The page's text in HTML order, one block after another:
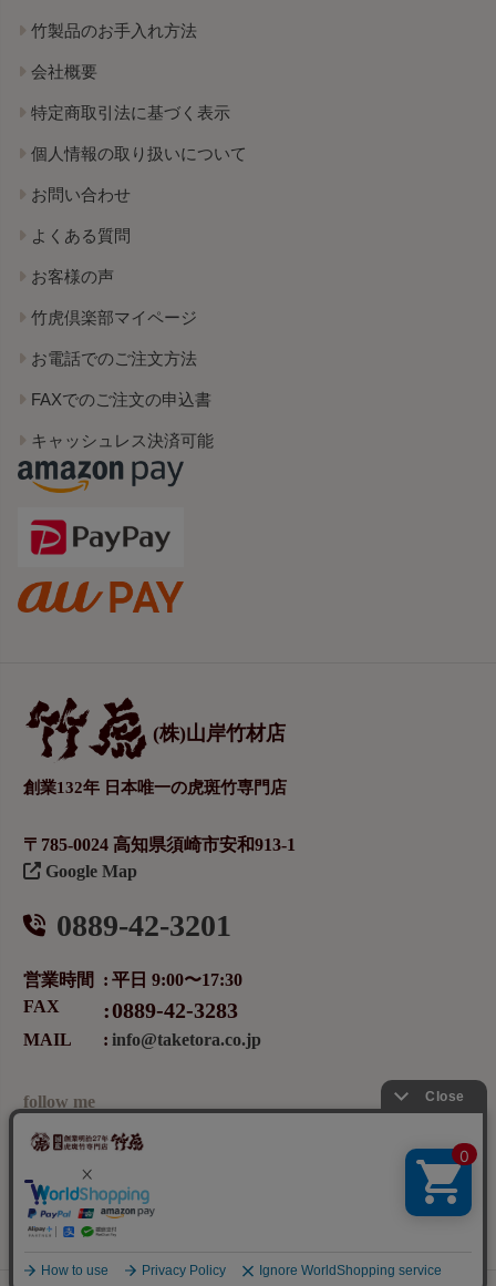
竹製品のお手入れ方法
会社概要
特定商取引法に基づく表示
個人情報の取り扱いについて
お問い合わせ
よくある質問
お客様の声
竹虎倶楽部マイページ
お電話でのご注文方法
FAXでのご注文の申込書
キャッシュレス決済可能
(株)山岸竹材店
創業132年 日本唯一の虎斑竹専門店
〒785-0024 高知県須崎市安和913-1
Google Map
0889-42-3201
営業時間
平日 9:00〜17:30
FAX
0889-42-3283
MAIL info@taketora.co.jp
follow me
メールマガジンの登録